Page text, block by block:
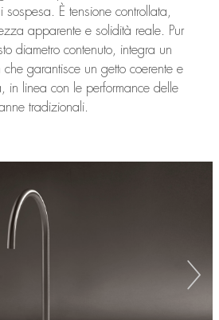
È tensione controllata,
apparente e solidità reale. Pur
diametro contenuto, integra un
garantisce un getto coerente e
in linea con le performance delle
tradizionali.